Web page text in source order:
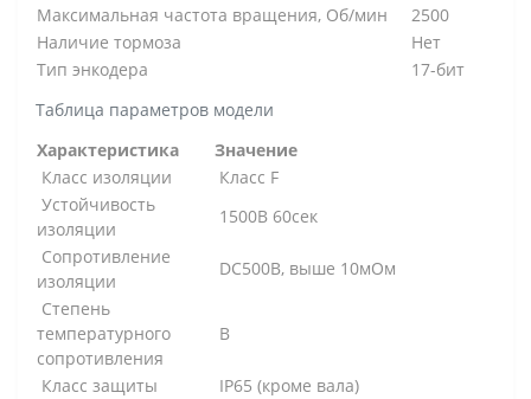
Таблица параметров модели
Максимальная частота вращения, Об/мин
2500
Наличие тормоза
Нет
Тип энкодера
17-бит
Характеристика
Значение
Класс изоляции
Класс F
Устойчивость
изоляции
1500В 60сек
Сопротивление
изоляции
DC500В, выше 10мОм
Степень
температурного
сопротивления
B
Класс защиты
IP65 (кроме вала)